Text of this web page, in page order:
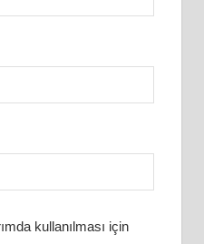
kullanılması için